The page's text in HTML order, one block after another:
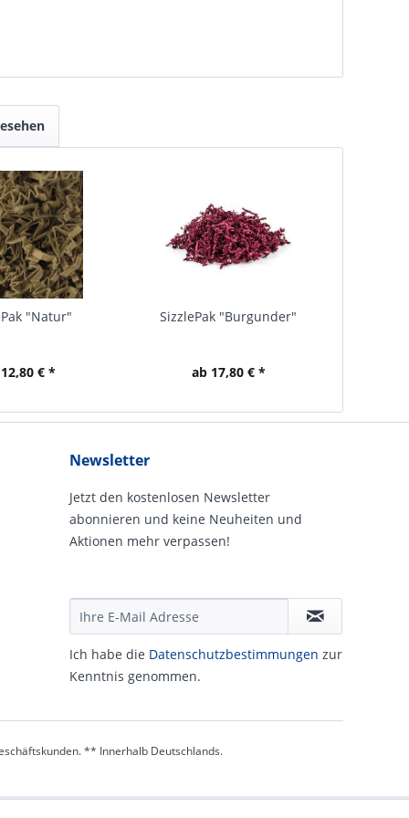
"Natur"
€ *
SizzlePak "Burgunder"
ab 17,80 € *
Newsletter
Jetzt den kostenlosen Newsletter
abonnieren und keine Neuheiten und
Aktionen mehr verpassen!
Ich habe die Daten­schutz­be­stim­mungen zur
Kennt­nis genommen.
** Innerhalb Deutschlands.